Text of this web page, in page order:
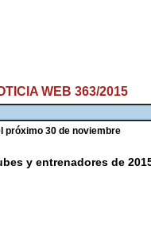
WEB 363/2015
próximo 30 de noviembre
y entrenadores de